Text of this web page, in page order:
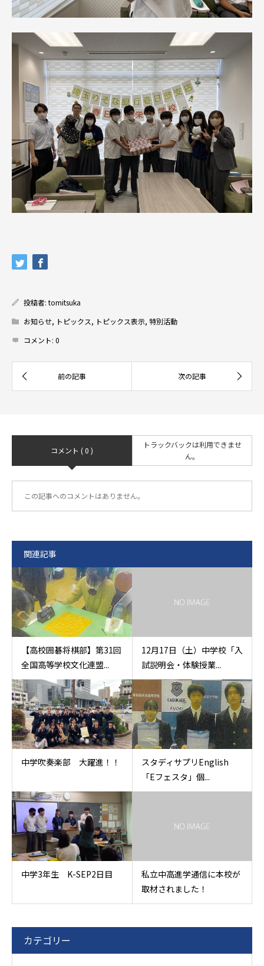
投稿者:tomitsuka
お知らせ, トピックス, トピックス表示, 特別活動
コメント: 0
コメント ( 0 )
トラックバックは利用できませ
ん。
この記事へのコメントはありません。
関連記事
【高校囲碁将棋部】第31回
全国高等学校文化連盟...
12月17日（土）中学校「入
試説明会・体験授業...
中学吹奏楽部 大躍進！！
スタディサプリEnglish
「Eフェスタ」個...
中学3年生 K-SEP2日目
私立中高進学通信に本校が
取材されました！
カテゴリー